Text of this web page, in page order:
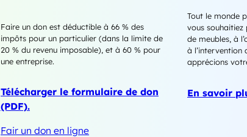
Faire un don est déductible à 66 % des
impôts pour un particulier (dans la limite de
20 % du revenu imposable), et à 60 % pour
une entreprise.
Télécharger le formulaire de don
(PDF).
Fair un don en ligne
Tout le monde
vous
de meubles, à
à l’intervention
apprécions
En savoir